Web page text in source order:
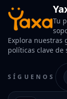
Tu
Explora nuestras
políticas clave de
SÍGUENOS